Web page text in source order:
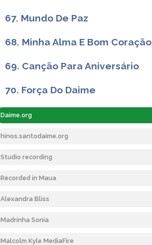
67. Mundo De Paz
68. Minha Alma E Bom Coração
69. Canção Para Aniversário
70. Força Do Daime
Daime.org
hinos.santodaime.org
Studio recording
Recorded in Maua
Alexandra Bliss
Madrinha Sonia
Malcolm Kyle MediaFire